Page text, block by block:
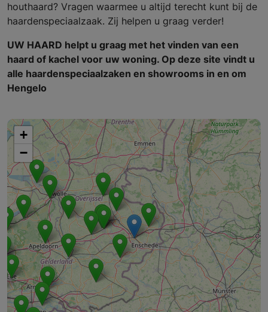
houthaard? Vragen waarmee u altijd terecht kunt bij de
haardenspeciaalzaak. Zij helpen u graag verder!
UW HAARD helpt u graag met het vinden van een
haard of kachel voor uw woning. Op deze site vindt u
alle haardenspeciaalzaken en showrooms in en om
Hengelo
+
−